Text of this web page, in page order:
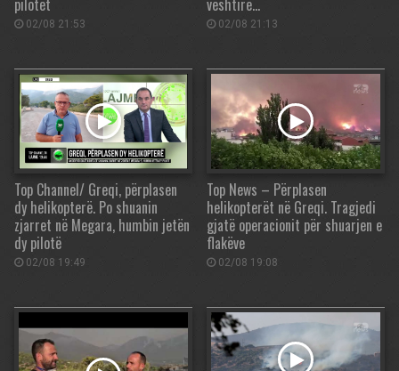
pilotët
02/08 21:53
vështirë…
02/08 21:13
Top Channel/ Greqi, përplasen
dy helikopterë. Po shuanin
zjarret në Megara, humbin jetën
dy pilotë
02/08 19:49
Top News – Përplasen
helikopterët në Greqi. Tragjedi
gjatë operacionit për shuarjen e
flakëve
02/08 19:08